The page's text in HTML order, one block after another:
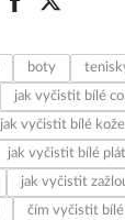
boty
jak vyčistit bílé
jak vyčistit bílé
jak vyčistit bílé
jak vyčistit
čím vyčistit